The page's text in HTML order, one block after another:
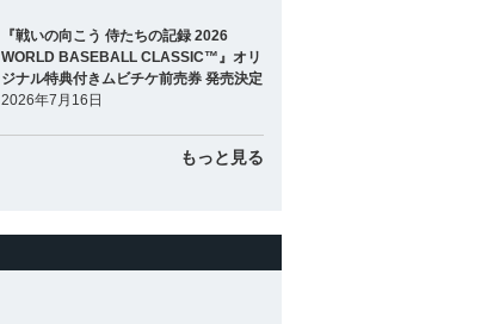
『戦いの向こう 侍たちの記録 2026
WORLD BASEBALL CLASSIC™』オリ
ジナル特典付きムビチケ前売券 発売決定
2026年7月16日
もっと見る